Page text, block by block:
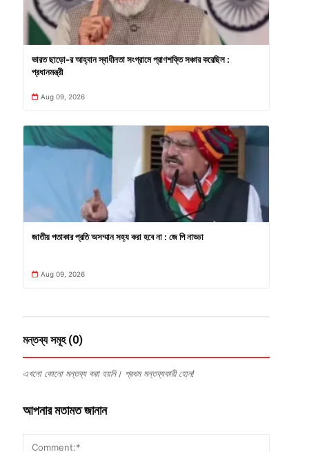
ভারত ছাড়ো-র আহ্বান স্বাধীনতা সংগ্রামে প্রাণশক্তি সঞ্চার করেছিল :
প্রধানমন্ত্রী
Aug 09, 2026
জাতীয় পতাকার প্রতি অসম্মান সহ্য করা হবে না : জে পি নাড্ডা
Aug 09, 2026
মন্তব্য সমূহ (0)
এখনো কোনো মন্তব্য করা হয়নি। প্রথম মন্তব্যকারী হোন!
আপনার মতামত জানান